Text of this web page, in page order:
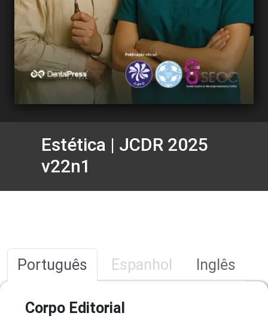
Estética | JCDR 2025
v22n1
Português Espanhol Inglês
Corpo Editorial